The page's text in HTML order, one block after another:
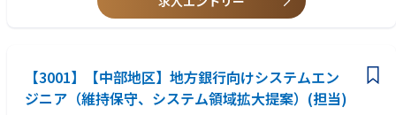
業見積、営業と連携した折衝含む）
・営業、関連部署との提案可否の検討、提案活動
・受注後のプロジェクト推進、横展開への可否検討
【求める人物像】※期待行動・コンピテンシー等
発揮できる安心安全な職場(インクルーシブな職場)をつくり、積極的な発
言と成長を支援する。
・Customer & Society Focus（顧客・社会起点で考える）：
【3001】【中部地区】地方銀行向けシステムエン
ジニア（維持保守、システム領域拡大提案）(担当)